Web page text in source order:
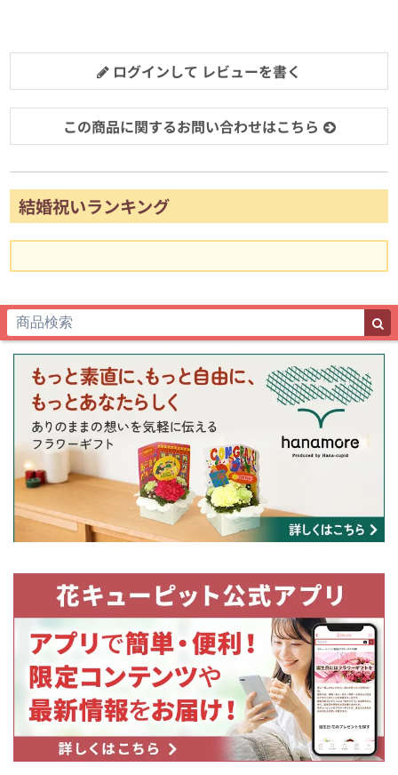
ログインして レビューを書く
この商品に関するお問い合わせはこちら
結婚祝いランキング